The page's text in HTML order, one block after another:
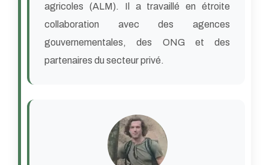
agricoles (ALM). Il a travaillé en étroite
collaboration avec des agences
gouvernementales, des ONG et des
partenaires du secteur privé.